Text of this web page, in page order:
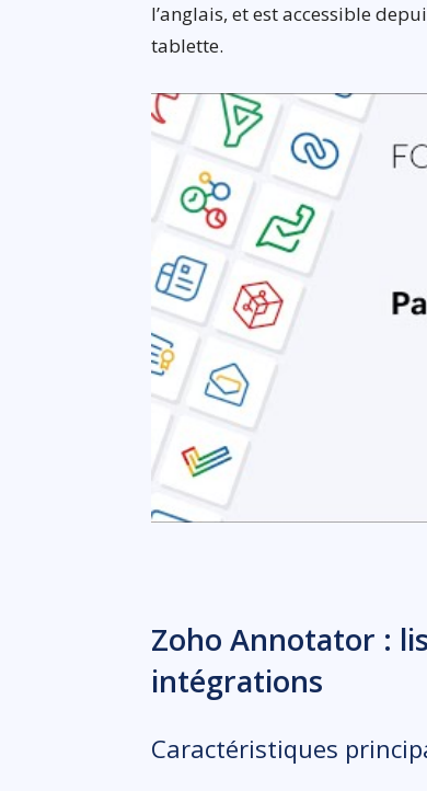
l’anglais, et est accessible
tablette.
Zoho Annotator :
intégrations
Caractéristiques